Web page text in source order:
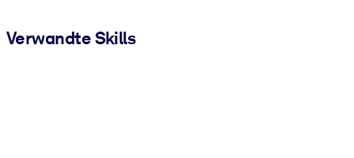
Verwandte Skills